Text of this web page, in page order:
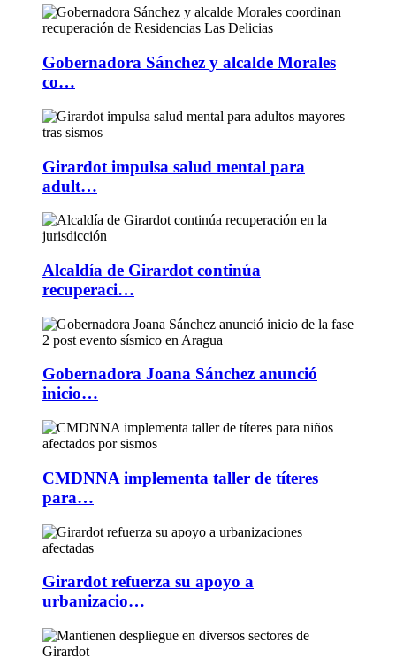
Gobernadora Sánchez y alcalde Morales
co…
Girardot impulsa salud mental para
adult…
Alcaldía de Girardot continúa
recuperaci…
Gobernadora Joana Sánchez anunció
inicio…
CMDNNA implementa taller de títeres
para…
Girardot refuerza su apoyo a
urbanizacio…